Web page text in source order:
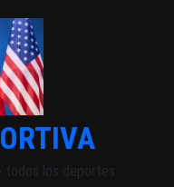
todos los deportes